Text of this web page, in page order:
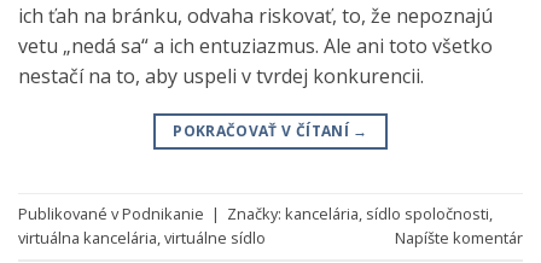
ich ťah na bránku, odvaha riskovať, to, že nepoznajú
vetu „nedá sa“ a ich entuziazmus. Ale ani toto všetko
nestačí na to, aby uspeli v tvrdej konkurencii.
POKRAČOVAŤ V ČÍTANÍ →
Publikované vPodnikanie | Značky: kancelária, sídlo spoločnosti,
virtuálna kancelária,virtuálne sídlo Napíšte komentár